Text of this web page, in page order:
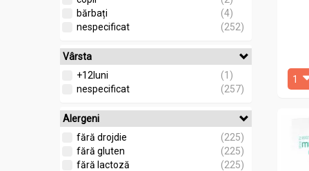
nespecificat
(14)
bărbați
(4)
nespecificat
(252)
Vârsta
+12luni
(1)
nespecificat
(257)
Alergeni
fără drojdie
(225)
fără gluten
(225)
fără lactoză
(225)